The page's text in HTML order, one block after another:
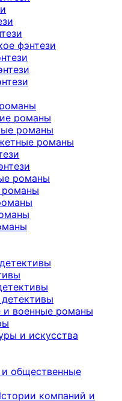
фэнтези
романы
романы
романы
романы
романы
и военные романы
и искусства
общественные
компаний и